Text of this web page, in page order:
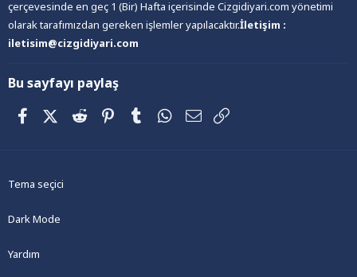
çerçevesinde en geç 1 (Bir) Hafta içerisinde Cizgidiyari.com yönetimi
olarak tarafımızdan gereken işlemler yapılacaktır.İletişim :
iletisim@cizgidiyari.com
Bu sayfayı paylaş
FacebookX (Twitter)
Reddit PinterestTumblrWhatsApp
E-posta
Tema seçici
Dark Mode
Yardım